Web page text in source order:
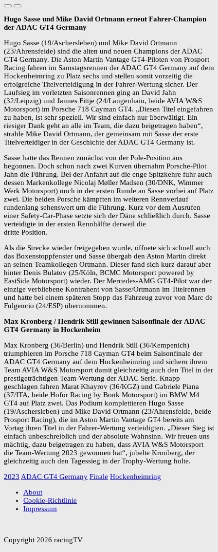
Hugo Sasse und Mike David Ortmann erneut Fahrer-Champion
der ADAC GT4 Germany
Hugo Sasse (19/Aschersleben) und Mike David Ortmann
(23/Ahrensfelde) sind die alten und neuen Champions der ADAC
GT4 Germany. Die Aston Martin Vantage GT4-Piloten von Prosport
Racing fahren im Samstagsrennen der ADAC GT4 Germany auf dem
Hockenheimring zu Platz sechs und stellen somit vorzeitig die
erfolgreiche Titelverteidigung in der Fahrer-Wertung sicher. Der
Laufsieg im vorletzten Saisonrennen ging an David Jahn
(32/Leipzig) und Jannes Fittje (24/Langenhain, beide AVIA W&S
Motorsport) im Porsche 718 Cayman GT4. „Diesen Titel eingefahren
zu haben, ist sehr speziell. Wir sind einfach nur überwältigt. Ein
riesiger Dank geht an alle im Team, die dazu beigetragen haben“,
strahle Mike David Ortmann, der gemeinsam mit Sasse der erste
Titelverteidiger in der Geschichte der ADAC GT4 Germany ist.
Sasse hatte das Rennen zunächst von der Pole-Position aus
begonnen. Doch schon nach zwei Kurven übernahm Porsche-Pilot
Jahn die Führung. Bei der Anfahrt auf die enge Spitzkehre fuhr auch
dessen Markenkollege Nicolaj Møller Madsen (30/DNK, Wimmer
Werk Motorsport) noch in der ersten Runde an Sasse vorbei auf Platz
zwei. Die beiden Porsche kämpften im weiteren Rennverlauf
rundenlang sehenswert um die Führung. Kurz vor dem Ausrufen
einer Safety-Car-Phase setzte sich der Däne schließlich durch. Sasse
verteidigte in der ersten Rennhälfte derweil die
dritte Position.
Als die Strecke wieder freigegeben wurde, öffnete sich schnell auch
das Boxenstoppfenster und Sasse übergab den Aston Martin direkt
an seinen Teamkollegen Ortmann. Dieser fand sich kurz darauf aber
hinter Denis Bulatov (25/Köln, BCMC Motorsport powered by
EastSide Motorsport) wieder. Der Mercedes-AMG GT4-Pilot war der
einzige verbliebene Kontrahent von Sasse/Ortmann im Titelrennen
und hatte bei einem späteren Stopp das Fahrzeug zuvor von Marc de
Fulgencio (24/ESP) übernommen.
Max Kronberg / Hendrik Still gewinnen Saisonfinale der ADAC
GT4 Germany in Hockenheim
Max Kronberg (36/Berlin) und Hendrik Still (36/Kempenich)
triumphieren im Porsche 718 Cayman GT4 beim Saisonfinale der
ADAC GT4 Germany auf dem Hockenheimring und sichern ihrem
Team AVIA W&S Motorsport damit gleichzeitig auch den Titel in der
prestigeträchtigen Team-Wertung der ADAC Serie. Knapp
geschlagen fahren Marat Khayrov (36/KGZ) und Gabriele Piana
(37/ITA, beide Hofor Racing by Bonk Motorsport) im BMW M4
GT4 auf Platz zwei. Das Podium komplettieren Hugo Sasse
(19/Aschersleben) und Mike David Ortmann (23/Ahrensfelde, beide
Prosport Racing), die im Aston Martin Vantage GT4 bereits am
Vortag ihren Titel in der Fahrer-Wertung verteidigten. „Dieser Sieg ist
einfach unbeschreiblich und der absolute Wahnsinn. Wir freuen uns
mächtig, dazu beigetragen zu haben, dass AVIA W&S Motorsport
die Team-Wertung 2023 gewonnen hat“, jubelte Kronberg, der
gleichzeitig auch den Tagessieg in der Trophy-Wertung holte.
2023 ADAC GT4 Germany Finale Hockenheimring
About
Cookie-Richtlinie
Impressum
Copyright 2026 racingTV